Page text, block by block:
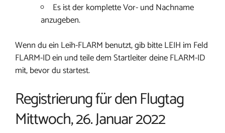
Es ist der komplette Vor- und Nachname
anzugeben.
Wenn du ein Leih-FLARM benutzt, gib bitte LEIH im Feld
FLARM-ID ein und teile dem Startleiter deine FLARM-ID
mit, bevor du startest.
Registrierung für den Flugtag
Mittwoch, 26. Januar 2022